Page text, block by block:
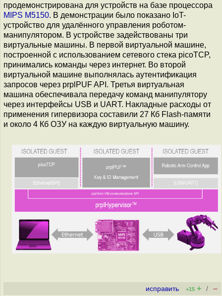
продемонстрирована для устройств на базе процессора
MIPS M5150. В демонстрации было показано IoT-
устройство для удалённого управления роботом-
манипулятором. В устройстве задействованы три
виртуальные машины. В первой виртуальной машине,
построенной с использованием сетевого стека picoTCP,
принимались команды через интернет. Во второй
виртуальной машине выполнялась аутентификация
запросов через prplPUF API. Третья виртуальная
машина обеспечивала передачу команд манипулятору
через интерфейсы USB и UART. Накладные расходы от
применения гипервизора составили 27 Кб Flash-памяти
и около 4 Кб ОЗУ на каждую виртуальную машину.
исправить +15 + / –